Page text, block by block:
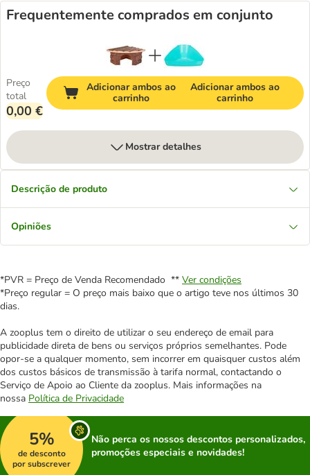
Frequentemente comprados em conjunto
Preço
total
0,00 €
Adicionar ambos ao
carrinho
Adicionar ambos ao
carrinho
Mostrar detalhes
Descrição de produto
Opiniões
*PVR = Preço de Venda Recomendado ** Ver condições
*Preço regular = O preço mais baixo que o artigo teve nos últimos 30
dias.
A zooplus tem o direito de utilizar o seu endereço de email para
publicidade direta de bens ou serviços próprios semelhantes. Pode
opor-se a qualquer momento, sem incorrer em quaisquer custos além
dos custos básicos de transmissão à tarifa normal, contactando o
Serviço de Apoio ao Cliente da zooplus. Mais informações na
nossa Política de Privacidade
5%
de desconto
por subscrever
Não perca os nossos descontos personalizados,
promoções especiais e novidades!